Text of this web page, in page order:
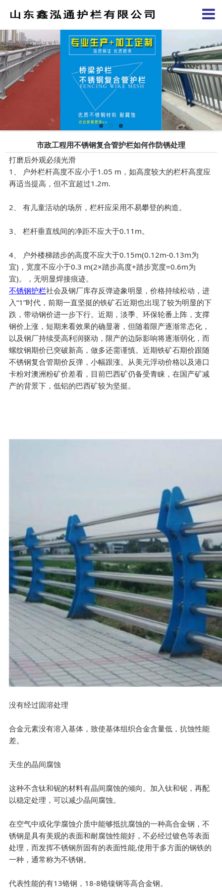
市政工程用不锈钢复合管护栏如何作防锈处理
打磨后外观必须光滑
1、 户外栏杆高度不应小于1.05 m，如高度较大的栏杆高度应
再适当提高，但不宜超过1.2m.
2、 有儿童活动的场所，栏杆应采用不易攀登的构造。
3、 栏杆垂直线间的净距不应大于0.11m。
4、 户外楼梯踏步的高度不应大于0.15m(0.12m-0.13m为
宜)，宽度不应小于0.3 m(2×踏步高度+踏步宽度=0.6m为
宜)。，无明显焊接痕迹。
不锈钢护栏社会及钢厂库存反弹迹象明显，价格持续松动，进
入“1”时代，前期一直坚挺的铁矿石近期也出现了较为明显的下
跌，带动钢价进一步下行。近期，淡季、环保轮番上阵，支撑
钢价上涨，短期来看效果的确显著，但随着限产逐渐常态化，
以及钢厂持续受高利润驱动，限产的边际影响将逐渐弱化，而
螺纹钢期价已突破新高，做多还需谨慎。近期铁矿石期价跟随
不锈钢复合管期价反弹，小幅跟涨。从美元浮动价格以及港口
卡粉对澳洲粉矿价差看，目前巴西矿仍备受青睐，在国产矿减
产的背景下，低铝的巴西矿较为坚挺。
没有经过固溶处理
合金元素没有溶入基体，致使基体组织合金含量低，抗蚀性能
差。
天生的晶间腐蚀
这种不含钛和铌的材料有晶间腐蚀的倾向。加入钛和铌，再配
以稳定处理，可以减少晶间腐蚀。
在空气中或化学腐蚀介质中能够抵抗腐蚀的一种高合金钢，不
锈钢是具有美观的表面和耐腐蚀性能好，不必经过镀色等表面
处理，而发挥不锈钢所固有的表面性能,使用于多方面的钢铁的
一种，通常称为不锈钢。
代表性能的有13铬钢，18-8铬镍钢等高合金钢。